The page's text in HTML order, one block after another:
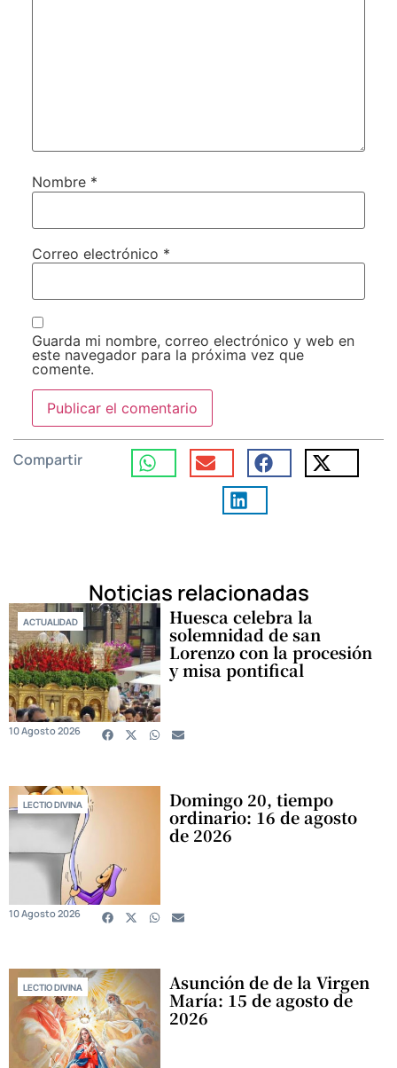
Nombre *
Correo electrónico *
Guarda mi nombre, correo electrónico y web en
este navegador para la próxima vez que
comente.
Compartir
Noticias relacionadas
ACTUALIDAD Huesca celebra la
solemnidad de san
Lorenzo con la procesión
y misa pontifical
10 Agosto 2026
LECTIO DIVINA Domingo 20, tiempo
ordinario: 16 de agosto
de 2026
10 Agosto 2026
LECTIO DIVINA Asunción de de la Virgen
María: 15 de agosto de
2026